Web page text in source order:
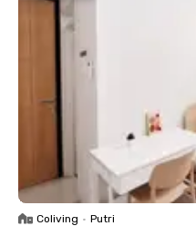
Coliving • Putri